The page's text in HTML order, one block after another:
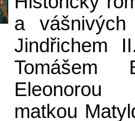
a
Jindřichem
Tomášem
Eleonorou
matkou